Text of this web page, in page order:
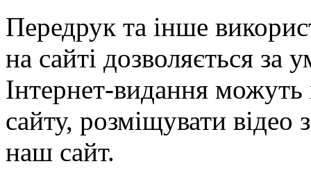
Передрук та інше
на сайті дозволяється
Інтернет-видання можуть
сайту, розміщувати відео
наш сайт.